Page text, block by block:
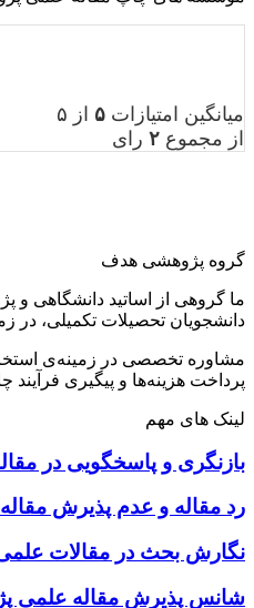
میانگین امتیازات ۵ از ۵
از مجموع ۲ رای
گروه پژوهشی هدف
ما گروهی از اساتید دانشگاهی و
دانشجویان تحصیلات تکمیلی،
مشاوره تخصصی در زمینه‌ی
پرداخت هزینه‌ها و پیگیری
لینک های مهم
بازنگری و پاسخگویی در
رد مقاله و عدم پذیرش
نگارش بحث در مقالات
شانس پذیرش مقاله علمی